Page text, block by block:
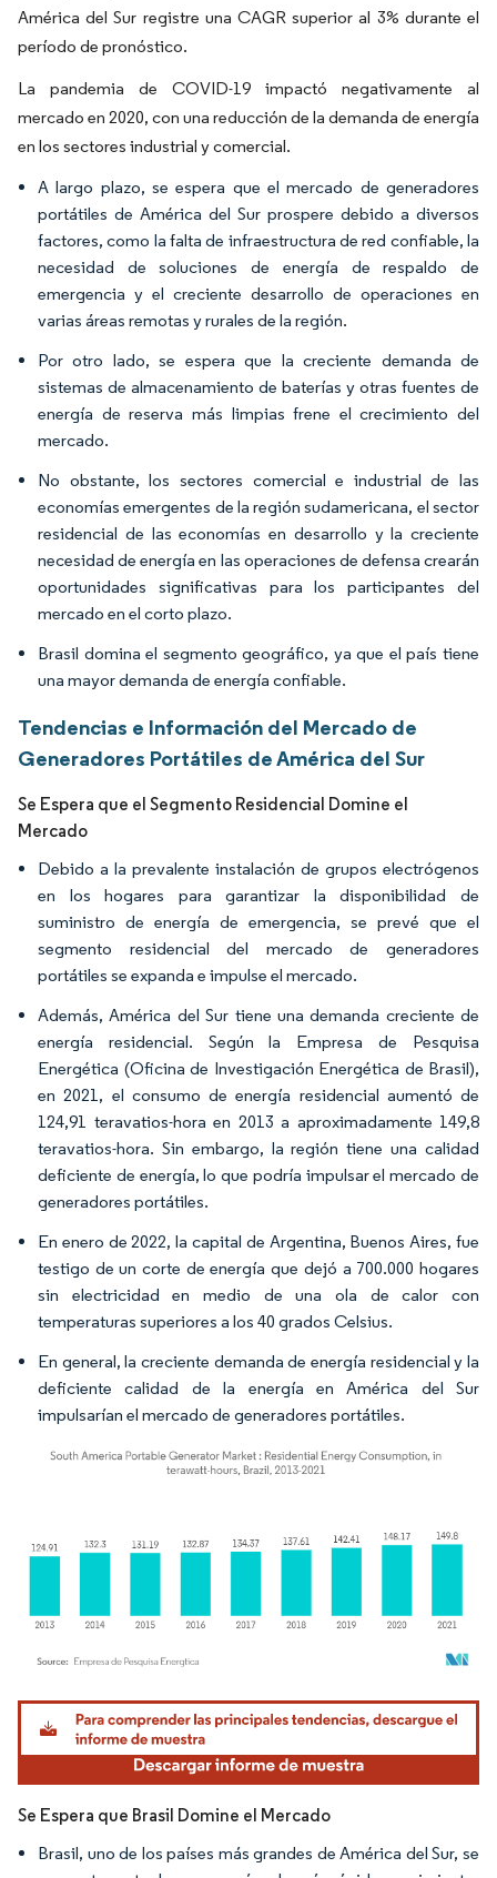
América del Sur registre una CAGR superior al 3% durante el
período de pronóstico.
La pandemia de COVID-19 impactó negativamente al
mercado en 2020, con una reducción de la demanda de energía
en los sectores industrial y comercial.
A largo plazo, se espera que el mercado de generadores
portátiles de América del Sur prospere debido a diversos
factores, como la falta de infraestructura de red confiable, la
necesidad de soluciones de energía de respaldo de
emergencia y el creciente desarrollo de operaciones en
varias áreas remotas y rurales de la región.
Por otro lado, se espera que la creciente demanda de
sistemas de almacenamiento de baterías y otras fuentes de
energía de reserva más limpias frene el crecimiento del
mercado.
No obstante, los sectores comercial e industrial de las
economías emergentes de la región sudamericana, el sector
residencial de las economías en desarrollo y la creciente
necesidad de energía en las operaciones de defensa crearán
oportunidades significativas para los participantes del
mercado en el corto plazo.
Brasil domina el segmento geográfico, ya que el país tiene
una mayor demanda de energía confiable.
Tendencias e Información del Mercado de
Generadores Portátiles de América del Sur
Se Espera que el Segmento Residencial Domine el
Mercado
Debido a la prevalente instalación de grupos electrógenos
en los hogares para garantizar la disponibilidad de
suministro de energía de emergencia, se prevé que el
segmento residencial del mercado de generadores
portátiles se expanda e impulse el mercado.
Además, América del Sur tiene una demanda creciente de
energía residencial. Según la Empresa de Pesquisa
Energética (Oficina de Investigación Energética de Brasil),
en 2021, el consumo de energía residencial aumentó de
124,91 teravatios-hora en 2013 a aproximadamente 149,8
teravatios-hora. Sin embargo, la región tiene una calidad
deficiente de energía, lo que podría impulsar el mercado de
generadores portátiles.
En enero de 2022, la capital de Argentina, Buenos Aires, fue
testigo de un corte de energía que dejó a 700.000 hogares
sin electricidad en medio de una ola de calor con
temperaturas superiores a los 40 grados Celsius.
En general, la creciente demanda de energía residencial y la
deficiente calidad de la energía en América del Sur
impulsarían el mercado de generadores portátiles.
Imagen © Mordor Intelligence. El uso requiere atribución según CC BY 4.0.
Se Espera que Brasil Domine el Mercado
Brasil, uno de los países más grandes de América del Sur, se